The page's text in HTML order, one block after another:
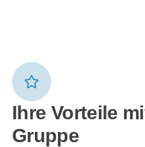
Ihre Vorteile
Gruppe